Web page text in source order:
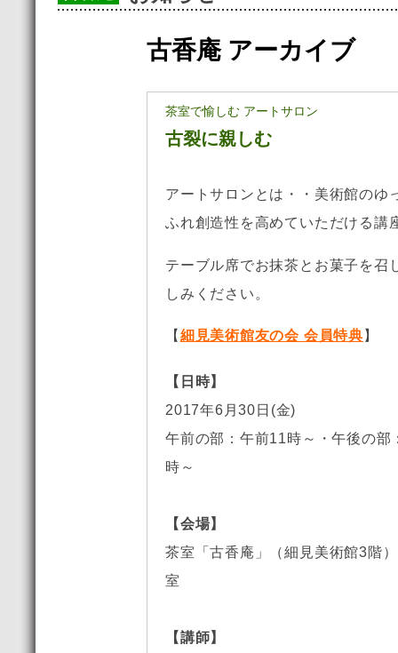
古香庵 アーカイブ
茶室で愉しむ アートサロン
古裂に親しむ
アートサロンとは・・美術館のゆ
ふれ創造性を高めていただける講
テーブル席でお抹茶とお菓子を召
しみください。
【 細見美術館友の会 会員特典 】
【日時】
2017年6月30日(金)
午前の部：午前11時～・午後の部
時～
【会場】
茶室「古香庵」（細見美術館3階
室
【講師】